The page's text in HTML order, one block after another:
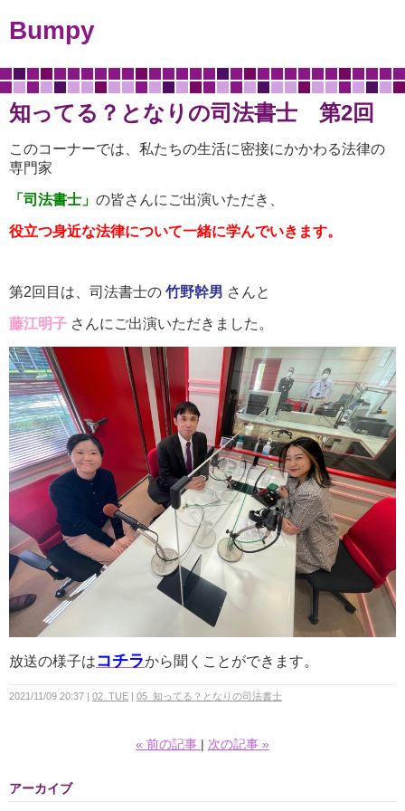
Bumpy
知ってる？となりの司法書士 第2回
このコーナーでは、私たちの生活に密接にかかわる法律の
専門家
「司法書士」 の皆さんにご出演いただき、
役立つ身近な法律について一緒に学んでいきます。
第2回目は、司法書士の 竹野幹男 さんと
藤江明子 さんにご出演いただきました。
放送の様子はコチラから聞くことができます。
2021/11/09 20:37 02_TUE 05_知ってる？となりの司法書士
« 前の記事 次の記事 »
アーカイブ